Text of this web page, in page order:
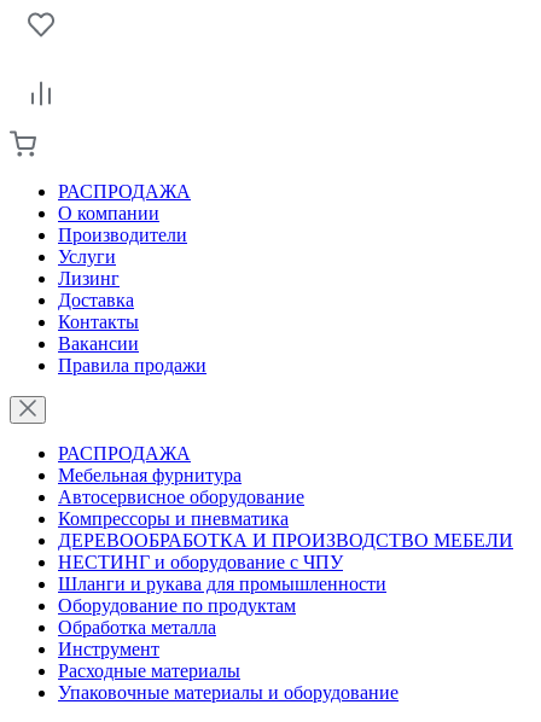
РАСПРОДАЖА
О компании
Производители
Услуги
Лизинг
Доставка
Контакты
Вакансии
Правила продажи
РАСПРОДАЖА
Мебельная фурнитура
Автосервисное оборудование
Компрессоры и пневматика
ДЕРЕВООБРАБОТКА И ПРОИЗВОДСТВО МЕБЕЛИ
НЕСТИНГ и оборудование с ЧПУ
Шланги и рукава для промышленности
Оборудование по продуктам
Обработка металла
Инструмент
Расходные материалы
Упаковочные материалы и оборудование